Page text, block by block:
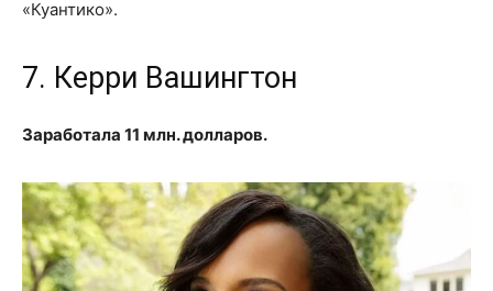
«Куантико».
7. Керри Вашингтон
Заработала 11 млн. долларов.